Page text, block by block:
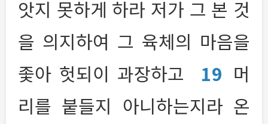
앗지 못하게 하라 저가 그 본 것
을 의지하여 그 육체의 마음을
좇아 헛되이 과장하고
19 머
리를 붙들지 아니하는지라 온